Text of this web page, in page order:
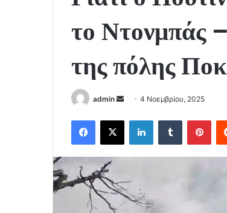
το Ντονμπάς
της πόλης
admin
Send
email
4 Νοεμβρίου, 2025
Facebook
X LinkedInTumblr